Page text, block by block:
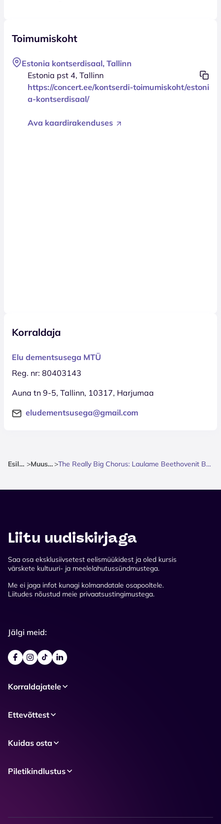
Toimumiskoht
Estonia kontserdisaal, Tallinn
Estonia pst 4, Tallinn
https://concert.ee/kontserdi-toimumiskoht/estoni
a-kontserdisaal/
Ava kaardirakenduses
Korraldaja
Elu dementsusega MTÜ
Reg. nr: 80403143
Auna tn 9-5, Tallinn, 10317, Harjumaa
eludementsusega@gmail.com
Esileht > Muusika > The Really Big Chorus: Laulame Beethovenit Baltikumis
Liitu uudiskirjaga
Saa osa eksklusiivsetest eelismüükidest ja oled kursis
värskete kultuuri- ja meelelahutussündmustega.
Me ei jaga infot kunagi kolmandatale osapooltele.
Liitudes nõustud meie privaatsustingimustega.
Jälgi meid:
Korraldajatele
Ettevõttest
Kuidas osta
Piletikindlustus